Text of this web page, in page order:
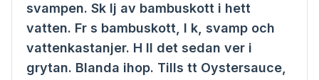
svampen. Sk lj av bambuskott i hett
vatten. Fr s bambuskott, l k, svamp och
vattenkastanjer. H ll det sedan ver i
grytan. Blanda ihop. Tills tt Oystersauce,